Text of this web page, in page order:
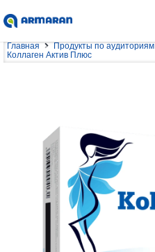
Главная Продукты по аудиториям
Коллаген Актив Плюс